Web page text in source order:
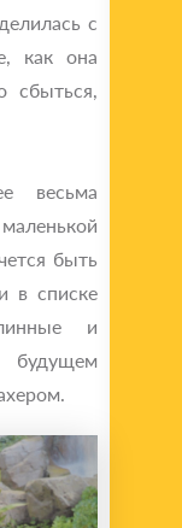
с
как она
сбыться,
весьма
быть
в списке
и